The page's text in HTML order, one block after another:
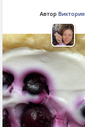
Автор Виктория